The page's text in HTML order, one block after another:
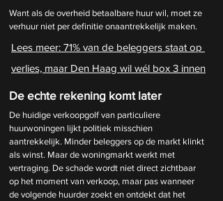
Want als de overheid betaalbare huur wil, moet ze
verhuur niet per definitie onaantrekkelijk maken.
Lees meer: 71% van de beleggers staat op
verlies, maar Den Haag wil wél box 3 innen
De echte rekening komt later
De huidige verkoopgolf van particuliere
huurwoningen lijkt politiek misschien
aantrekkelijk. Minder beleggers op de markt klinkt
als winst. Maar de woningmarkt werkt met
vertraging. De schade wordt niet direct zichtbaar
op het moment van verkoop, maar pas wanneer
de volgende huurder zoekt en ontdekt dat het